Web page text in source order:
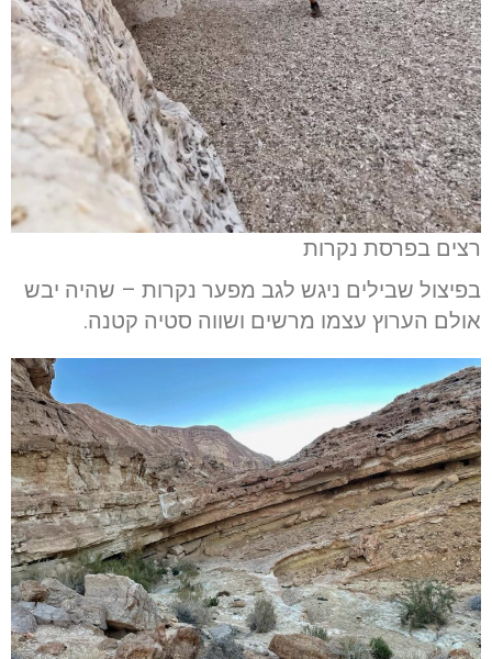
רצים בפרסת נקרות
בפיצול שבילים ניגש לגב מפער נקרות – שהיה יבש
אולם הערוץ עצמו מרשים ושווה סטיה קטנה.